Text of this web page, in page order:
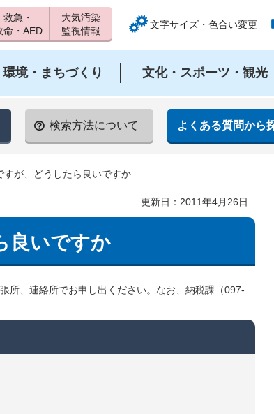
救急・
命・AED
大気汚染
監視情報
文字サイズ・色合い変更
環境・まちづくり 文化・スポーツ・観光
検索方法について よくある質問から
が、どうしたら良いですか
更新日：2011年4月26日
良いですか
所、連絡所でお申し出ください。なお、納税課（097-